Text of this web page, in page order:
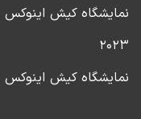
نمایشگاه کیش اینوکس
۲۰۲۳
نمایشگاه کیش اینوکس ۲۰۲۲